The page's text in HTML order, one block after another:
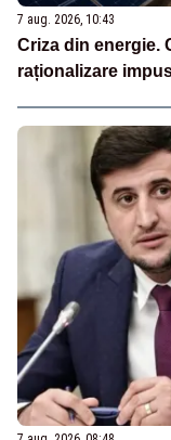
7 aug. 2026, 10:43
Criza din energie.
raționalizare